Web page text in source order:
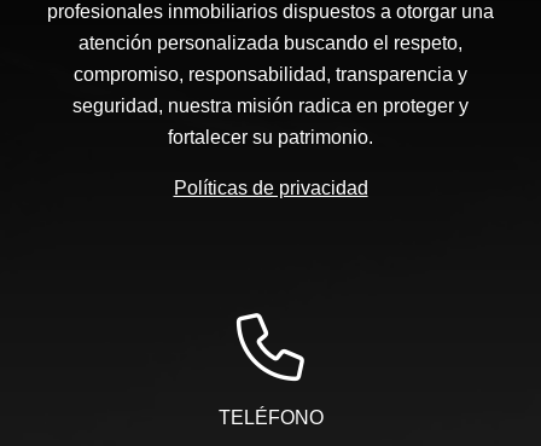
profesionales inmobiliarios dispuestos a otorgar una
atención personalizada buscando el respeto,
compromiso, responsabilidad, transparencia y
seguridad, nuestra misión radica en proteger y
fortalecer su patrimonio.
Políticas de privacidad
TELÉFONO